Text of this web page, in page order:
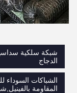
شبكة سلكية
الدجاج
الشباكات السوداء
المقاومة بالفينيل,شبكة